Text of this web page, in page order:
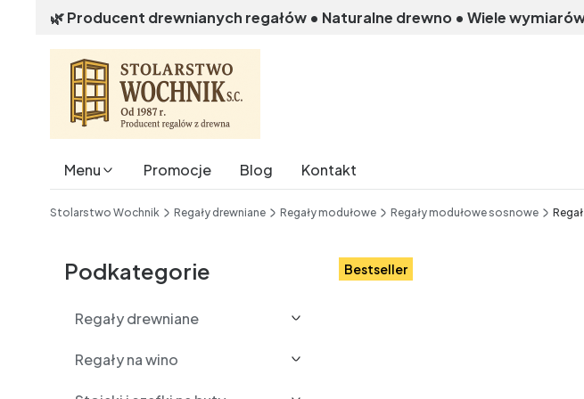
🌿 Producent drewnianych regałów • Naturalne drewno • Wiele
Menu Promocje Blog
Kontakt
Stolarstwo Wochnik Regały drewniane Regały modułowe Regały modułowe sosnowe
Podkategorie
Regały drewniane
Regały na wino
Etykiety
Bestseller